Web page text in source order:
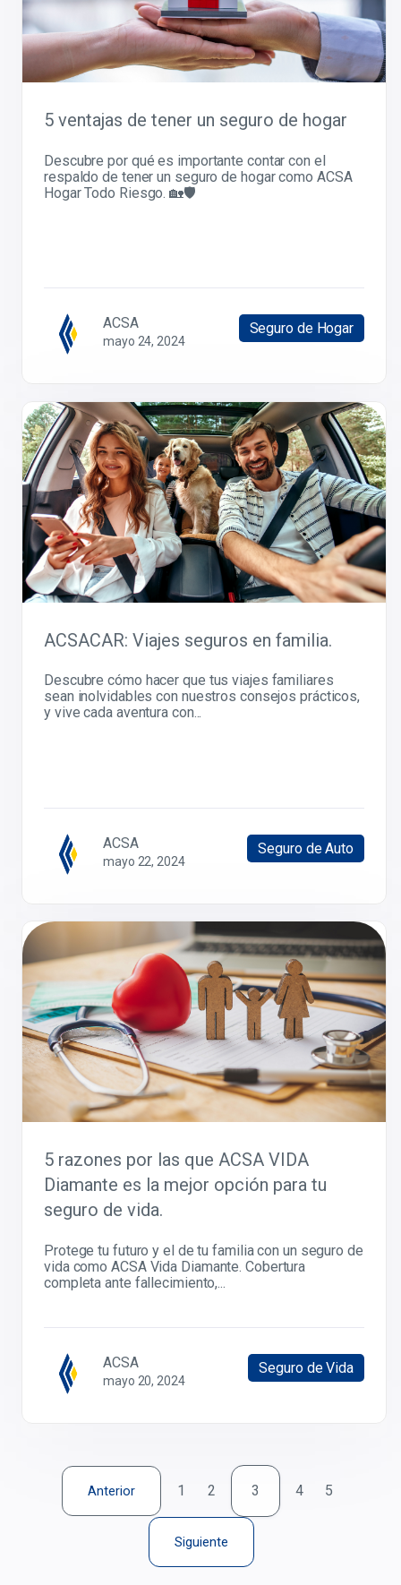
5 ventajas de tener un seguro de hogar
Descubre por qué es importante contar con el
respaldo de tener un seguro de hogar como ACSA
Hogar Todo Riesgo. 🏡🛡️
ACSA
mayo 24, 2024
Seguro de Hogar
ACSACAR: Viajes seguros en familia.
Descubre cómo hacer que tus viajes familiares
sean inolvidables con nuestros consejos prácticos,
y vive cada aventura con...
ACSA
mayo 22, 2024
Seguro de Auto
5 razones por las que ACSA VIDA
Diamante es la mejor opción para tu
seguro de vida.
Protege tu futuro y el de tu familia con un seguro de
vida como ACSA Vida Diamante. Cobertura
completa ante fallecimiento,...
ACSA
mayo 20, 2024
Seguro de Vida
Anterior 1 2 3 4 5
Siguiente